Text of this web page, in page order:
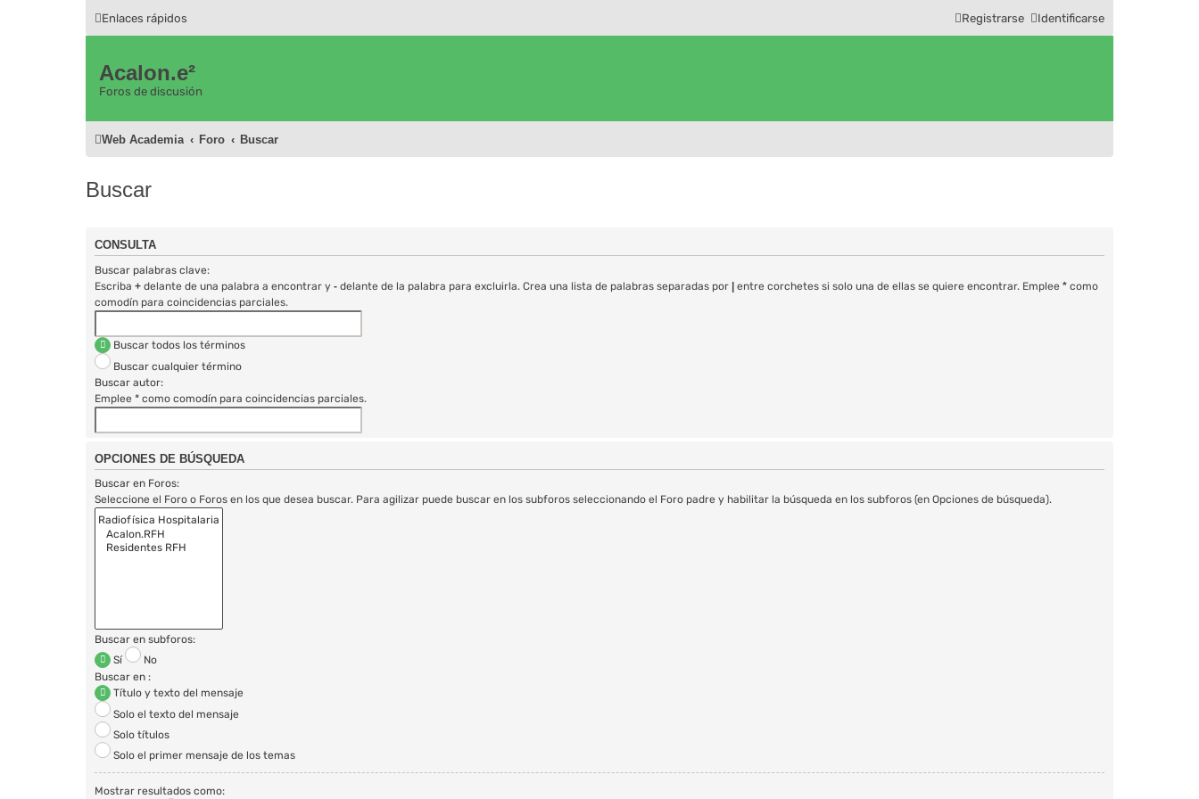
Enlaces rápidos Identificarse
Registrarse
Acalon.e²
Foros de discusión
Web Academia Foro Buscar
Buscar
CONSULTA
Buscar palabras clave:
Escriba + delante de una palabra a encontrar y - delante de la palabra para excluirla. Crea una lista de palabras separadas por | entre corchetes si solo una de ellas se quiere encontrar. Emplee * como
comodín para coincidencias parciales.
Buscar todos los términos
Buscar cualquier término
Buscar autor:
Emplee * como comodín para coincidencias parciales.
OPCIONES DE BÚSQUEDA
Buscar en Foros:
Seleccione el Foro o Foros en los que desea buscar. Para agilizar puede buscar en los subforos seleccionando el Foro padre y habilitar la búsqueda en los subforos (en Opciones de búsqueda).
Buscar en subforos:
Sí
No
Buscar en :
Título y texto del mensaje
Solo el texto del mensaje
Solo títulos
Solo el primer mensaje de los temas
Mostrar resultados como: